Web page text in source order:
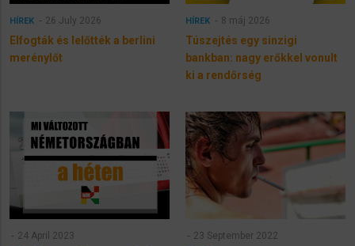
HÍREK 26 July 2026
Elfogták és lelőtték a berlini
merénylőt
HÍREK 8 máj 2026
Túszejtés egy sinzigi
bankban: nagy erőkkel vonult
ki a rendőrség
24 April 2023 23 September 2022